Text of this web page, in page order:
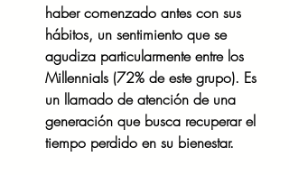
haber comenzado antes con sus
hábitos, un sentimiento que se
agudiza particularmente entre los
Millennials (72% de este grupo). Es
un llamado de atención de una
generación que busca recuperar el
tiempo perdido en su bienestar.